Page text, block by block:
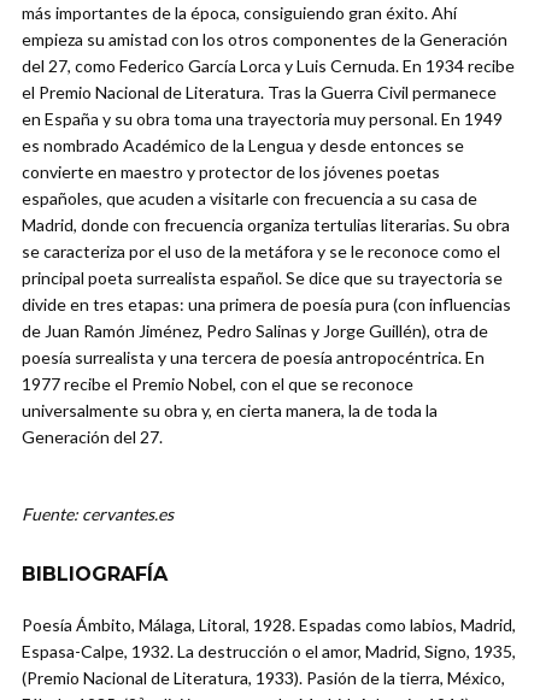
más importantes de la época, consiguiendo gran éxito. Ahí
empieza su amistad con los otros componentes de la Generación
del 27, como Federico García Lorca y Luis Cernuda. En 1934 recibe
el Premio Nacional de Literatura. Tras la Guerra Civil permanece
en España y su obra toma una trayectoria muy personal. En 1949
es nombrado Académico de la Lengua y desde entonces se
convierte en maestro y protector de los jóvenes poetas
españoles, que acuden a visitarle con frecuencia a su casa de
Madrid, donde con frecuencia organiza tertulias literarias. Su obra
se caracteriza por el uso de la metáfora y se le reconoce como el
principal poeta surrealista español. Se dice que su trayectoria se
divide en tres etapas: una primera de poesía pura (con influencias
de Juan Ramón Jiménez, Pedro Salinas y Jorge Guillén), otra de
poesía surrealista y una tercera de poesía antropocéntrica. En
1977 recibe el Premio Nobel, con el que se reconoce
universalmente su obra y, en cierta manera, la de toda la
Generación del 27.
Fuente: cervantes.es
BIBLIOGRAFÍA
Poesía Ámbito, Málaga, Litoral, 1928. Espadas como labios, Madrid,
Espasa-Calpe, 1932. La destrucción o el amor, Madrid, Signo, 1935,
(Premio Nacional de Literatura, 1933). Pasión de la tierra, México,